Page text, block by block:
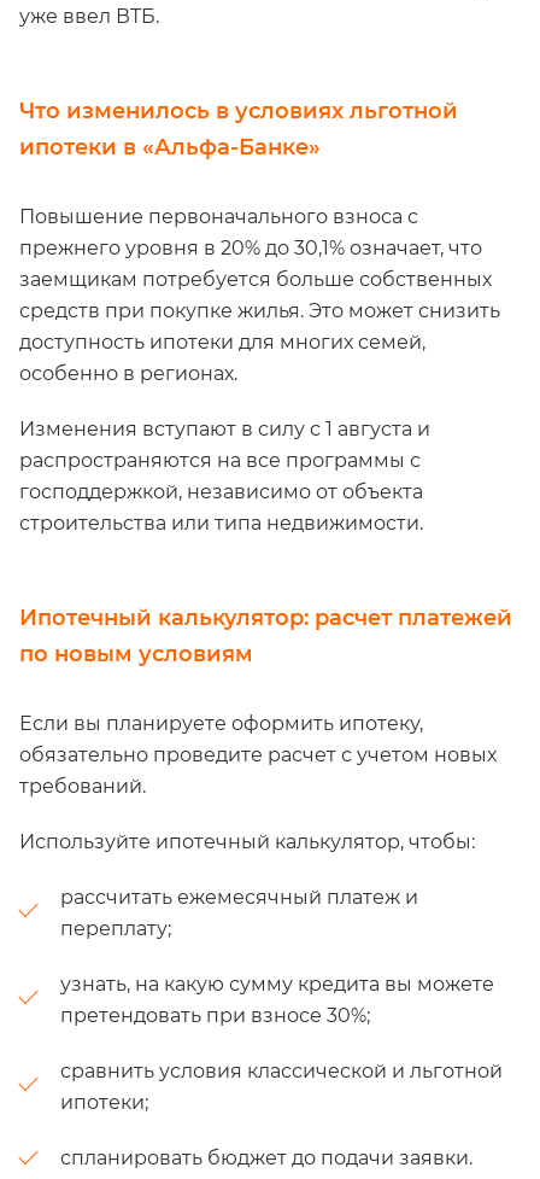
уже ввел ВТБ.
Что изменилось в условиях льготной
ипотеки в «Альфа-Банке»
Повышение первоначального взноса с
прежнего уровня в 20% до 30,1% означает, что
заемщикам потребуется больше собственных
средств при покупке жилья. Это может снизить
доступность ипотеки для многих семей,
особенно в регионах.
Изменения вступают в силу с 1 августа и
распространяются на все программы с
господдержкой, независимо от объекта
строительства или типа недвижимости.
Ипотечный калькулятор: расчет платежей
по новым условиям
Если вы планируете оформить ипотеку,
обязательно проведите расчет с учетом новых
требований.
Используйте ипотечный калькулятор, чтобы:
рассчитать ежемесячный платеж и
переплату;
узнать, на какую сумму кредита вы можете
претендовать при взносе 30%;
сравнить условия классической и льготной
ипотеки;
спланировать бюджет до подачи заявки.